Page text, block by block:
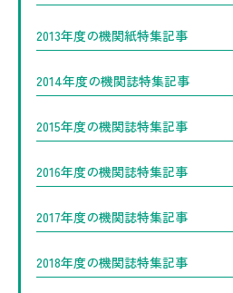
2013年度の機関紙特集記事
2014年度の機関誌特集記事
2015年度の機関誌特集記事
2016年度の機関誌特集記事
2017年度の機関誌特集記事
2018年度の機関誌特集記事